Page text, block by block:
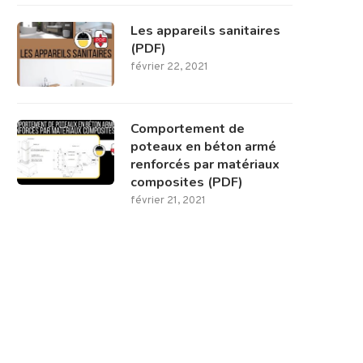
Les appareils sanitaires
(PDF)
février 22, 2021
Comportement de
poteaux en béton armé
renforcés par matériaux
composites (PDF)
février 21, 2021